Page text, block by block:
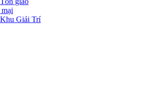
Giải Trí